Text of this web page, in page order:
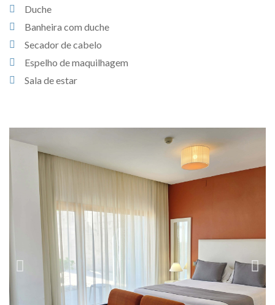
Duche
Banheira com duche
Secador de cabelo
Espelho de maquilhagem
Sala de estar